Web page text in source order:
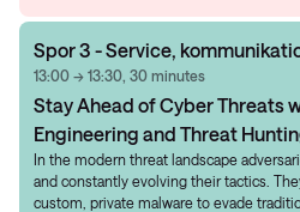
Spor 3 - Service,
13:00 → 13:30, 30 minutes
Stay Ahead of Cyber Threats
Engineering and Threat
In the modern threat landscape
and constantly evolving their tactics.
custom, private malware to evade